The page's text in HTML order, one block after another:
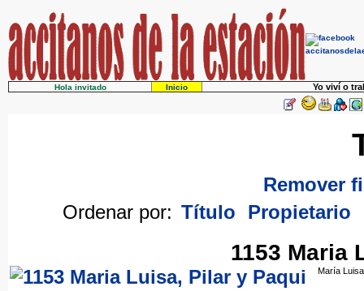
Hola invitado Inicio Yo viví o
Remover
Ordenar por: Título Propietario
1153 Maria
María